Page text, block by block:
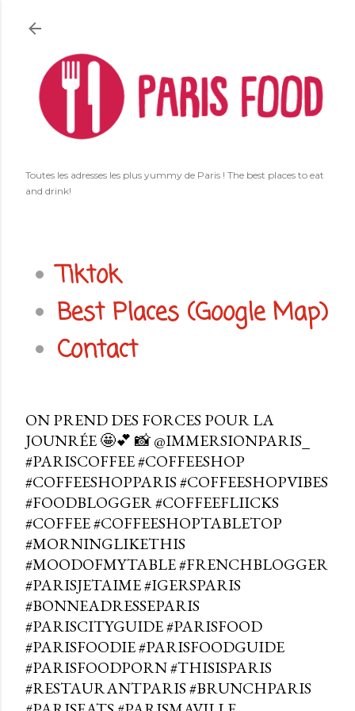
Accéder au contenu principal
Toutes les adresses les plus yummy de Paris ! The best places to eat
and drink!
Tiktok
Best Places (Google Map)
Contact
ON PREND DES FORCES POUR LA
JOUNRÉE 🤩💕 📸 @IMMERSIONPARIS_
#PARISCOFFEE #COFFEESHOP
#COFFEESHOPPARIS #COFFEESHOPVIBES
#FOODBLOGGER #COFFEEFLIICKS
#COFFEE #COFFEESHOPTABLETOP
#MORNINGLIKETHIS
#MOODOFMYTABLE #FRENCHBLOGGER
#PARISJETAIME #IGERSPARIS
#BONNEADRESSEPARIS
#PARISCITYGUIDE #PARISFOOD
#PARISFOODIE #PARISFOODGUIDE
#PARISFOODPORN #THISISPARIS
#RESTAURANTPARIS #BRUNCHPARIS